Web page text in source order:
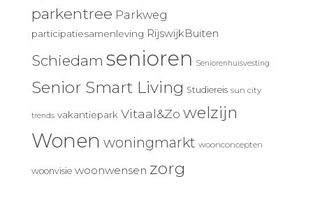
parkentree Parkweg
participatiesamenleving RijswijkBuiten
Schiedam senioren Seniorenhuisvesting
Senior Smart Living Studiereis sun city
trends vakantiepark Vitaal&Zo welzijn
Wonen woningmarkt woonconcepten
woonvisie woonwensen zorg